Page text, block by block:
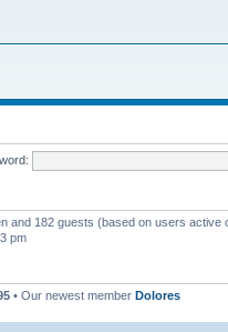
and 182 guests (based on users active
pm
• Our newest member Dolores